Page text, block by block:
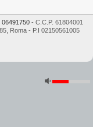
06491750- C.C.P. 61804001
Roma - P.I 02150561005